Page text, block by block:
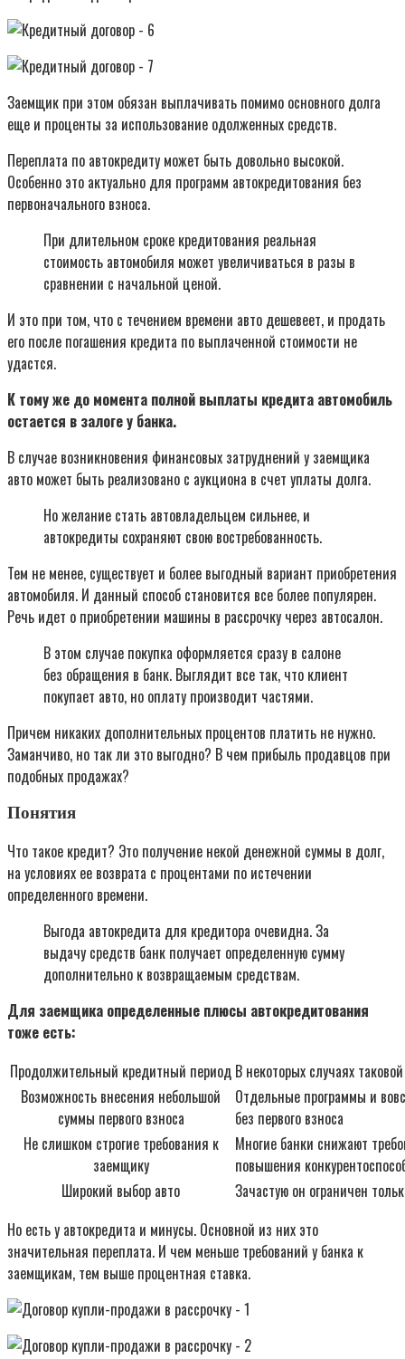
Заемщик при этом обязан выплачивать помимо основного долга
еще и проценты за использование одолженных средств.
Переплата по автокредиту может быть довольно высокой.
Особенно это актуально для программ автокредитования без
первоначального взноса.
При длительном сроке кредитования реальная
стоимость автомобиля может увеличиваться в разы в
сравнении с начальной ценой.
И это при том, что с течением времени авто дешевеет, и продать
его после погашения кредита по выплаченной стоимости не
удастся.
К тому же до момента полной выплаты кредита автомобиль
остается в залоге у банка.
В случае возникновения финансовых затруднений у заемщика
авто может быть реализовано с аукциона в счет уплаты долга.
Но желание стать автовладельцем сильнее, и
автокредиты сохраняют свою востребованность.
Тем не менее, существует и более выгодный вариант приобретения
автомобиля. И данный способ становится все более популярен.
Речь идет о приобретении машины в рассрочку через автосалон.
В этом случае покупка оформляется сразу в салоне
без обращения в банк. Выглядит все так, что клиент
покупает авто, но оплату производит частями.
Причем никаких дополнительных процентов платить не нужно.
Заманчиво, но так ли это выгодно? В чем прибыль продавцов при
подобных продажах?
Понятия
Что такое кредит? Это получение некой денежной суммы в долг,
на условиях ее возврата с процентами по истечении
определенного времени.
Выгода автокредита для кредитора очевидна. За
выдачу средств банк получает определенную сумму
дополнительно к возвращаемым средствам.
Для заемщика определенные плюсы автокредитования
тоже есть:
Продолжительный кредитный период В некоторых случаях
Возможность внесения небольшой
суммы первого взноса
Отдельные программы и
без первого взноса
Не слишком строгие требования к
заемщику
Многие банки снижают
повышения
Широкий выбор авто
Зачастую он ограничен
Но есть у автокредита и минусы. Основной из них это
значительная переплата. И чем меньше требований у банка к
заемщикам, тем выше процентная ставка.